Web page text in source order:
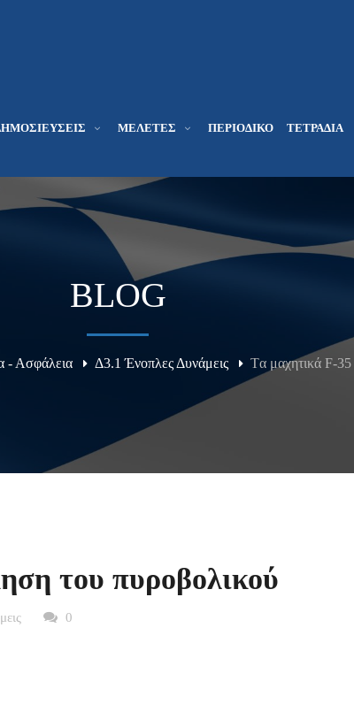
ΜΕΛΕΤΕΣ ΠΕΡΙΟΔΙΚΌ ΤΕΤΡΆΔΙΑ
BLOG
- Ασφάλεια Δ3.1 Ένοπλες Δυνάμεις Tα μαχητικά F-
του πυροβολικού
0